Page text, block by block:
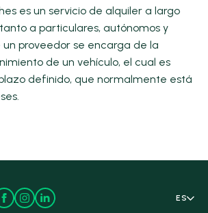
es un servicio de alquiler a largo
a particulares, autónomos y
proveedor se encarga de la
de un vehículo, el cual es
definido, que normalmente está
ES